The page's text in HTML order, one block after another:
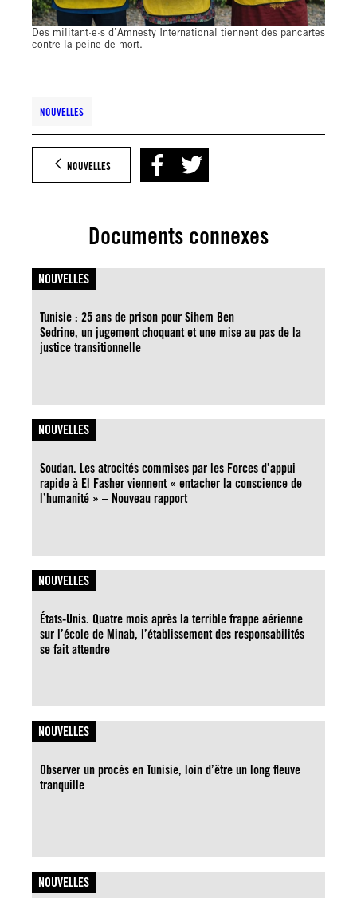
Des militant·e·s d’Amnesty International tiennent des pancartes
contre la peine de mort.
NOUVELLES
NOUVELLES
Documents connexes
NOUVELLES
Tunisie : 25 ans de prison pour Sihem Ben
Sedrine, un jugement choquant et une mise au pas de la
justice transitionnelle
NOUVELLES
Soudan. Les atrocités commises par les Forces d’appui
rapide à El Fasher viennent « entacher la conscience de
l’humanité » – Nouveau rapport
NOUVELLES
États-Unis. Quatre mois après la terrible frappe aérienne
sur l’école de Minab, l’établissement des responsabilités
se fait attendre
NOUVELLES
Observer un procès en Tunisie, loin d’être un long fleuve
tranquille
NOUVELLES